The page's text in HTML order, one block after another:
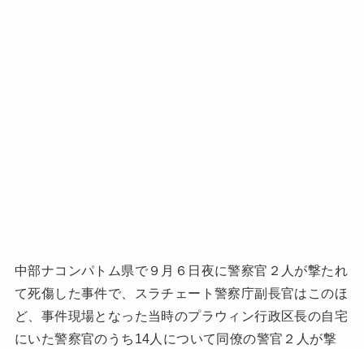
中部ナコンパトム県で９月６日夜に警察官２人が撃たれ
て死傷した事件で、スラチェート警察庁副長官はこのほ
ど、事件現場となった当時のプラウィン行政区長の自宅
にいた警察官のうち 14 人について同僚の警官２人が撃